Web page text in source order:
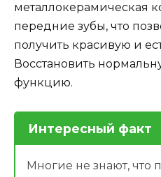
металлокерамическая
передние зубы, что
получить красивую и
Восстановить
функцию.
Интересный факт
Многие не знают, что